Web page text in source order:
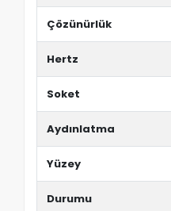
Çözünürlük
Hertz
Soket
Aydınlatma
Yüzey
Durumu